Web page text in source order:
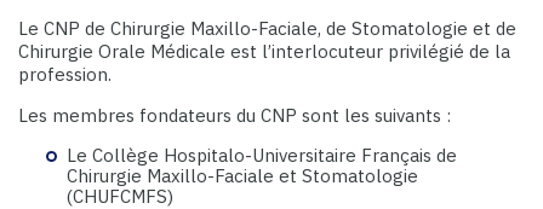
Le CNP de Chirurgie Maxillo-Faciale, de Stomatologie et de
Chirurgie Orale Médicale est l’interlocuteur privilégié de la
profession.
Les membres fondateurs du CNP sont les suivants :
Le Collège Hospitalo-Universitaire Français de
Chirurgie Maxillo-Faciale et Stomatologie
(CHUFCMFS)